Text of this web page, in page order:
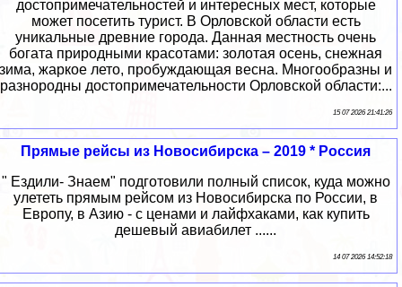
достопримечательностей и интересных мест, которые
может посетить турист. В Орловской области есть
уникальные древние города. Данная местность очень
богата природными красотами: золотая осень, снежная
зима, жаркое лето, пробуждающая весна. Многообразны и
разнородны достопримечательности Орловской области:...
15 07 2026 21:41:26
Прямые рейсы из Новосибирска – 2019 * Россия
" Ездили- Знаем" подготовили полный список, куда можно
улететь прямым рейсом из Новосибирска по России, в
Европу, в Азию - с ценами и лайфхаками, как купить
дешевый авиабилет ......
14 07 2026 14:52:18